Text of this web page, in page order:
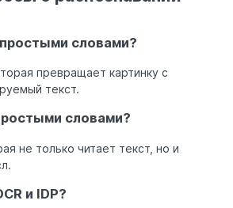
словами?
превращает картинку с
текст.
словами?
не только читает текст, но и
и IDP?